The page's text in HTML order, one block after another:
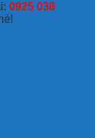
0925 038